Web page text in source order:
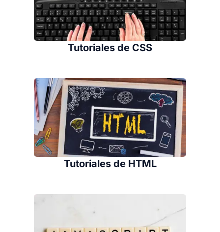
Tutoriales de CSS
Tutoriales de HTML